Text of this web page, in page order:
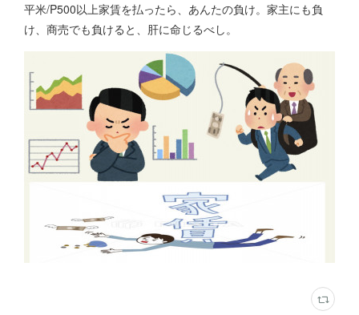
平米/P500以上家賃を払ったら、あんたの負け。家主にも負
け、商売でも負けると、肝に命じるべし。